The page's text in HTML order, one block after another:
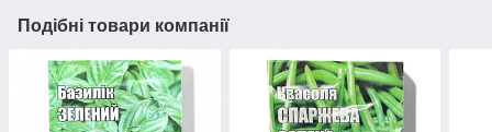
Подібні товари компанії